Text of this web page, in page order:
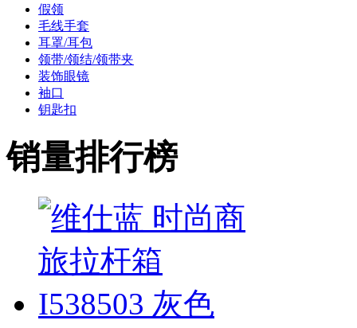
假领
毛线手套
耳罩/耳包
领带/领结/领带夹
装饰眼镜
袖口
钥匙扣
销量排行榜